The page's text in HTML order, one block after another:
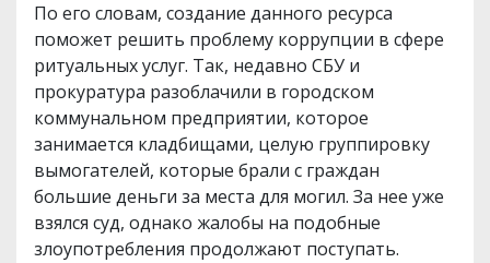
По его словам, создание данного ресурса
поможет решить проблему коррупции в сфере
ритуальных услуг. Так, недавно СБУ и
прокуратура разоблачили в городском
коммунальном предприятии, которое
занимается кладбищами, целую группировку
вымогателей, которые брали с граждан
большие деньги за места для могил. За нее уже
взялся суд, однако жалобы на подобные
злоупотребления продолжают поступать.